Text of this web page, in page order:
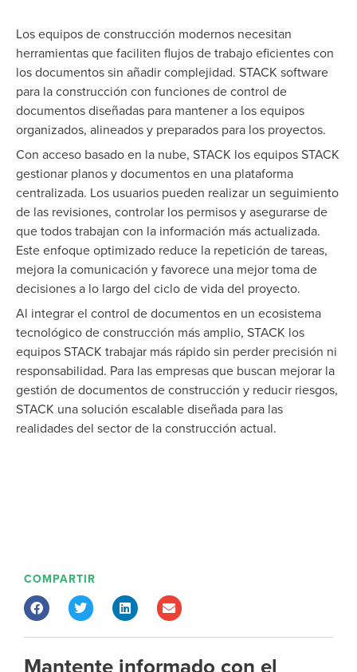
Los equipos de construcción modernos necesitan
herramientas que faciliten flujos de trabajo eficientes con
los documentos sin añadir complejidad. STACK software
para la construcción con funciones de control de
documentos diseñadas para mantener a los equipos
organizados, alineados y preparados para los proyectos.
Con acceso basado en la nube, STACK los equipos STACK
gestionar planos y documentos en una plataforma
centralizada. Los usuarios pueden realizar un seguimiento
de las revisiones, controlar los permisos y asegurarse de
que todos trabajan con la información más actualizada.
Este enfoque optimizado reduce la repetición de tareas,
mejora la comunicación y favorece una mejor toma de
decisiones a lo largo del ciclo de vida del proyecto.
Al integrar el control de documentos en un ecosistema
tecnológico de construcción más amplio, STACK los
equipos STACK trabajar más rápido sin perder precisión ni
responsabilidad. Para las empresas que buscan mejorar la
gestión de documentos de construcción y reducir riesgos,
STACK una solución escalable diseñada para las
realidades del sector de la construcción actual.
COMPARTIR
Mantente informado con el